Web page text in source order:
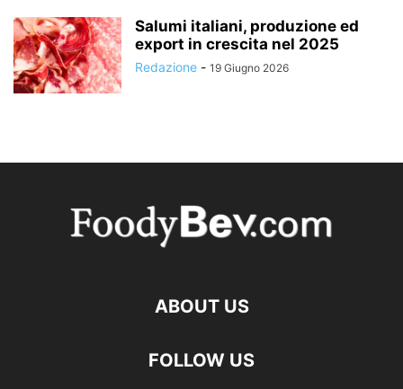
Salumi italiani, produzione ed
export in crescita nel 2025
Redazione - 19 Giugno 2026
ABOUT US
FOLLOW US